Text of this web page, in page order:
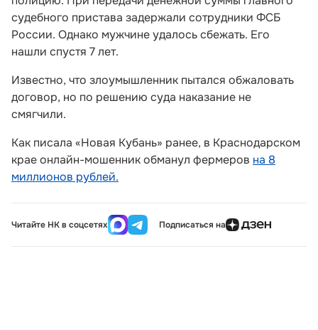
судебного пристава задержали сотрудники ФСБ
России. Однако мужчине удалось сбежать. Его
нашли спустя 7 лет.
Известно, что злоумышленник пытался обжаловать
договор, но по решению суда наказание не
смягчили.
Как писала «Новая Кубань» ранее, в Краснодарском
крае онлайн-мошенник обманул фермеров на 8
миллионов рублей.
Читайте НК в соцсетях Подписаться на